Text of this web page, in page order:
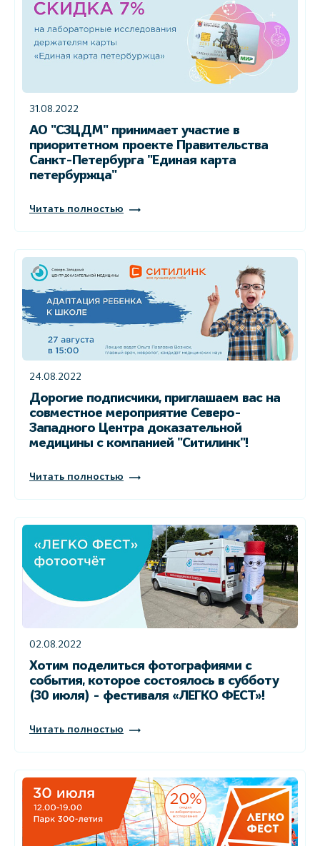
31.08.2022
АО "СЗЦДМ" принимает участие в
приоритетном проекте Правительства
Санкт-Петербурга "Единая карта
петербуржца"
Читать полностью
24.08.2022
Дорогие подписчики, приглашаем вас на
совместное мероприятие Северо-
Западного Центра доказательной
медицины с компанией "Ситилинк"!
Читать полностью
02.08.2022
Хотим поделиться фотографиями с
события, которое состоялось в субботу
(30 июля) - фестиваля «ЛЕГКО ФЕСТ»!
Читать полностью